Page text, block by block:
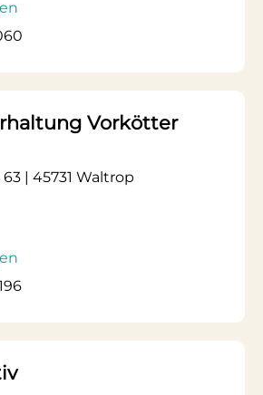
Vorkötter
| 45731 Waltrop